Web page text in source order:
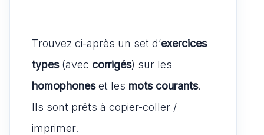
Trouvez ci-après un set d’exercices
types(avec corrigés) sur les
homophoneset les mots courants.
Ils sont prêts à copier-coller /
imprimer.